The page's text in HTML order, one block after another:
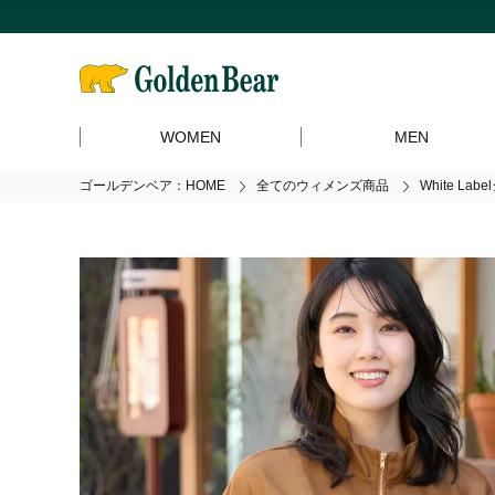
WOMEN MEN
ゴールデンベア：HOME 全てのウィメンズ商品 White Label